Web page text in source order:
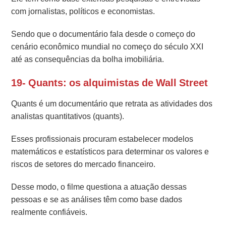
com jornalistas, políticos e economistas.
Sendo que o documentário fala desde o começo do
cenário econômico mundial no começo do século XXI
até as consequências da bolha imobiliária.
19- Quants: os alquimistas de Wall Street
Quants é um documentário que retrata as atividades dos
analistas quantitativos (quants).
Esses profissionais procuram estabelecer modelos
matemáticos e estatísticos para determinar os valores e
riscos de setores do mercado financeiro.
Desse modo, o filme questiona a atuação dessas
pessoas e se as análises têm como base dados
realmente confiáveis.